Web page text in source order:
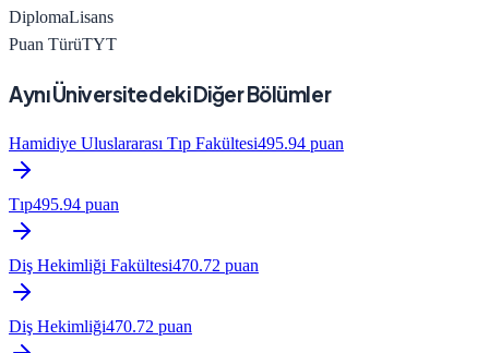
DiplomaLisans
Puan TürüTYT
Aynı Üniversitedeki Diğer Bölümler
Hamidiye Uluslararası Tıp Fakültesi495.94 puan
Tıp495.94 puan
Diş Hekimliği Fakültesi470.72 puan
Diş Hekimliği470.72 puan